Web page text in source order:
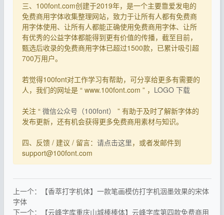
三、100font.com创建于2019年，是一个主要靠爱发电的
免费商用字体收集整理网站，致力于让所有人都有免费商
用字体使用、让所有人都能正确使用免费商用字体、让所
有优秀的公益字体都能得到更有价值的传播，截至目前，
甄选后收录的免费商用字体已超过1500款，已累计吸引超
700万用户。
若觉得100font对工作学习有帮助，可分享给更多有需要的
人，我们的网址是 “ www.100font.com ” ， LOGO 下载
关注 “ 微信公众号（100font）
” 有助于及时了解新字体的
发布更新，还有机会获得更多免费商用素材与知识。
四、反馈 / 建议 / 留言： 请点击这里，或者发邮件到
support@100font.com
上一个：【香萃打字机体】一款笔画模仿打字机洇墨效果的宋体
字体
下一个：【云峰字库重庆山城棒棒体】云峰字库第四款免费商用